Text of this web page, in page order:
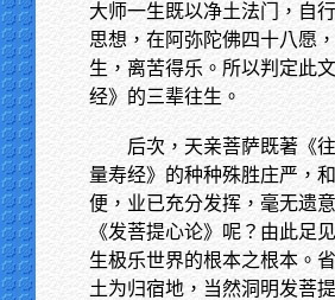
大师一生既以净土法门，自
思想，在阿弥陀佛四十八愿
生，离苦得乐。所以判定此
经》的三辈往生。
后次，天亲菩萨既著《
量寿经》的种种殊胜庄严，
便，业已充分发挥，毫无遗
《发菩提心论》呢？由此足
生极乐世界的根本之根本。
土为归宿地，当然洞明发菩